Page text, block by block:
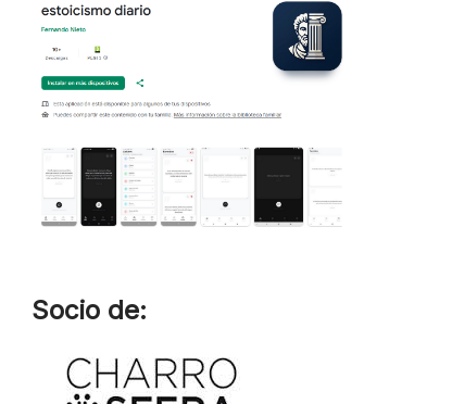
Socio de: